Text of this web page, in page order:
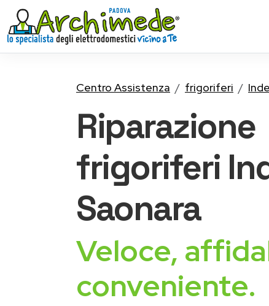
Centro Assistenza frigoriferi
Riparazione
frigoriferi
Saonara
Veloce,
conveniente.